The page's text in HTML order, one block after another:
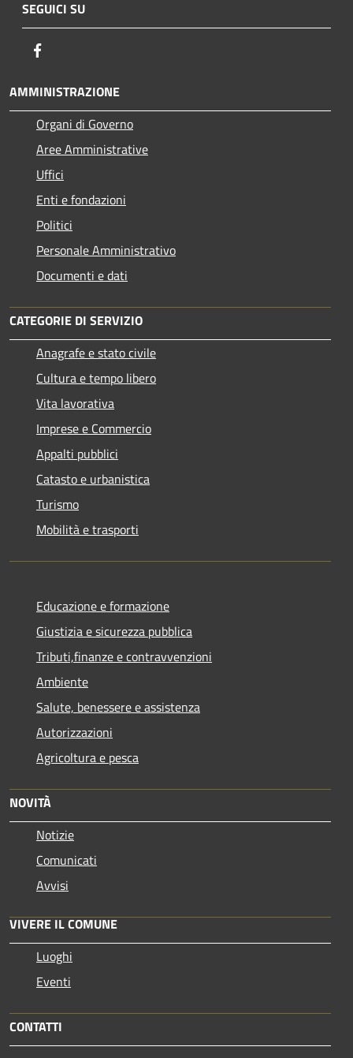
SEGUICI SU
AMMINISTRAZIONE
Organi di Governo
Aree Amministrative
Uffici
Enti e fondazioni
Politici
Personale Amministrativo
Documenti e dati
CATEGORIE DI SERVIZIO
Anagrafe e stato civile
Cultura e tempo libero
Vita lavorativa
Imprese e Commercio
Appalti pubblici
Catasto e urbanistica
Turismo
Mobilità e trasporti
Educazione e formazione
Giustizia e sicurezza pubblica
Tributi,finanze e contravvenzioni
Ambiente
Salute, benessere e assistenza
Autorizzazioni
Agricoltura e pesca
NOVITÀ
Notizie
Comunicati
Avvisi
VIVERE IL COMUNE
Luoghi
Eventi
CONTATTI